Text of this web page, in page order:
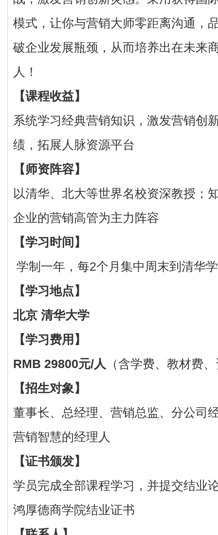
模式，让你与营销大师零距离沟通，
破企业发展瓶颈，从而培养出在未来
人！
【课程收益】
系统学习经典营销知识，激发营销创
绩，拓展人脉资源平台
【师资阵容】
以清华、北大等世界名校资深教授；
企业的营销高管为主力阵容
【学习时间】
学制一年，每2个月集中周末到清华
【学习地点】
北京 清华大学
【学习费用】
RMB 29800元/人
（含学费、教材费
【招生对象】
董事长、总经理、营销总监、分公司
营销智慧的经理人
【证书颁发】
学员完成全部课程学习，并提交结业
鸿厚德商学院结业证书